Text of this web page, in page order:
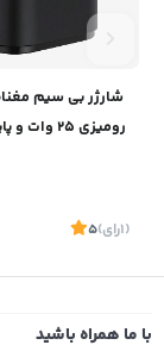
شارژر بی سیم
رومیزی 25
25W BS-
(1 رای)
5
با ما همراه باشید